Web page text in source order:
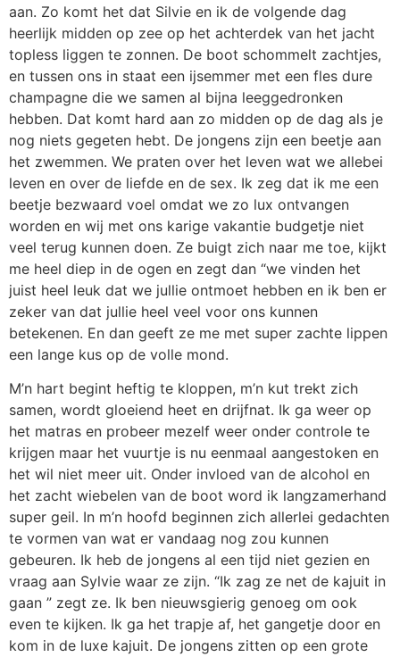
aan. Zo komt het dat Silvie en ik de volgende dag
heerlijk midden op zee op het achterdek van het jacht
topless liggen te zonnen. De boot schommelt zachtjes,
en tussen ons in staat een ijsemmer met een fles dure
champagne die we samen al bijna leeggedronken
hebben. Dat komt hard aan zo midden op de dag als je
nog niets gegeten hebt. De jongens zijn een beetje aan
het zwemmen. We praten over het leven wat we allebei
leven en over de liefde en de sex. Ik zeg dat ik me een
beetje bezwaard voel omdat we zo lux ontvangen
worden en wij met ons karige vakantie budgetje niet
veel terug kunnen doen. Ze buigt zich naar me toe, kijkt
me heel diep in de ogen en zegt dan “we vinden het
juist heel leuk dat we jullie ontmoet hebben en ik ben er
zeker van dat jullie heel veel voor ons kunnen
betekenen. En dan geeft ze me met super zachte lippen
een lange kus op de volle mond.
M’n hart begint heftig te kloppen, m’n kut trekt zich
samen, wordt gloeiend heet en drijfnat. Ik ga weer op
het matras en probeer mezelf weer onder controle te
krijgen maar het vuurtje is nu eenmaal aangestoken en
het wil niet meer uit. Onder invloed van de alcohol en
het zacht wiebelen van de boot word ik langzamerhand
super geil. In m’n hoofd beginnen zich allerlei gedachten
te vormen van wat er vandaag nog zou kunnen
gebeuren. Ik heb de jongens al een tijd niet gezien en
vraag aan Sylvie waar ze zijn. “Ik zag ze net de kajuit in
gaan ” zegt ze. Ik ben nieuwsgierig genoeg om ook
even te kijken. Ik ga het trapje af, het gangetje door en
kom in de luxe kajuit. De jongens zitten op een grote